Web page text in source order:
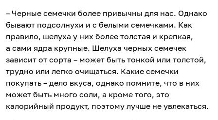
– Черные семечки более привычны для нас. Однако
бывают подсолнухи и с белыми семечками. Как
правило, шелуха у них более толстая и крепкая,
а сами ядра крупные. Шелуха черных семечек
зависит от сорта – может быть тонкой или толстой,
трудно или легко очищаться. Какие семечки
покупать – дело вкуса, однако помните, что в них
может быть много соли, а кроме того, это
калорийный продукт, поэтому лучше не увлекаться.